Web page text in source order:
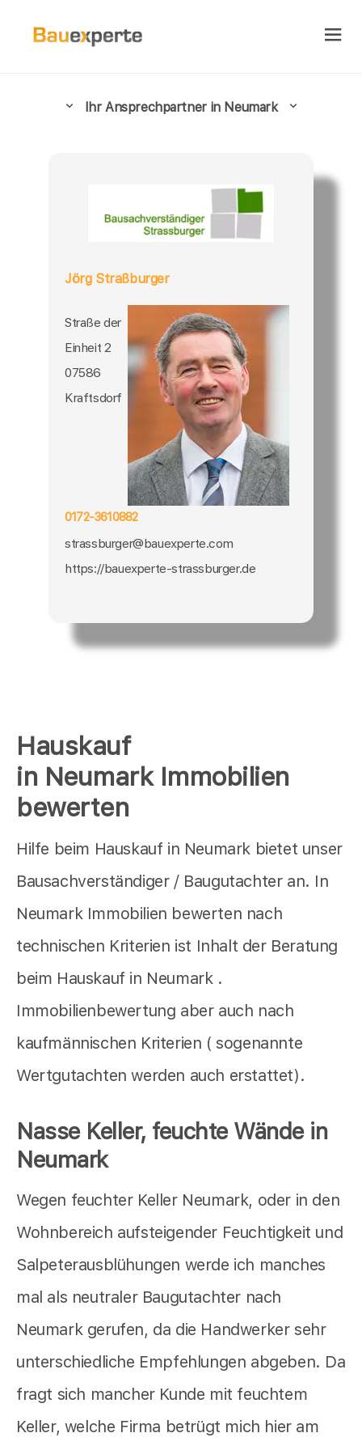
Hauskauf
in Neumark Immobilien
bewerten
Hilfe beim Hauskauf in Neumark bietet unser
Bausachverständiger / Baugutachter an. In
Neumark Immobilien bewerten nach
technischen Kriterien ist Inhalt der Beratung
beim Hauskauf in Neumark .
Immobilienbewertung aber auch nach
kaufmännischen Kriterien ( sogenannte
Wertgutachten werden auch erstattet).
Nasse Keller, feuchte Wände in
Neumark
Wegen feuchter Keller Neumark, oder in den
Wohnbereich aufsteigender Feuchtigkeit und
Salpeterausblühungen werde ich manches
mal als neutraler Baugutachter nach
Neumark gerufen, da die Handwerker sehr
unterschiedliche Empfehlungen abgeben. Da
fragt sich mancher Kunde mit feuchtem
Keller, welche Firma betrügt mich hier am
Ihr Ansprechpartner in Neumark
Jörg Straßburger
Straße der
Einheit 2
07586
Kraftsdorf
0172-3610882
strassburger@bauexperte.com
https://bauexperte-strassburger.de